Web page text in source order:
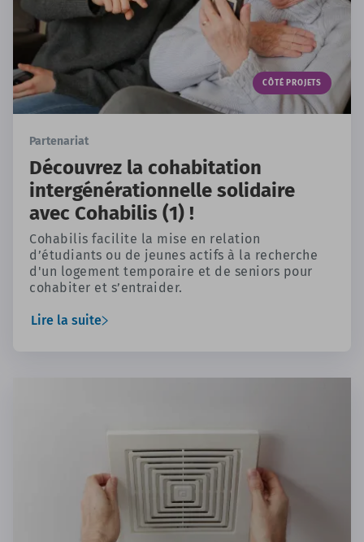
CÔTÉ PROJETS
Partenariat
Découvrez la cohabitation
intergénérationnelle solidaire
avec Cohabilis (1) !
Cohabilis facilite la mise en relation
d’étudiants ou de jeunes actifs à la recherche
d'un logement temporaire et de seniors pour
cohabiter et s’entraider.
Lire la suite